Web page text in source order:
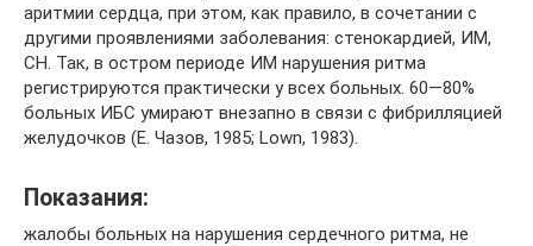
аритмии сердца, при этом, как правило, в сочетании с
другими проявлениями заболевания: стенокардией, ИМ,
СН. Так, в остром периоде ИМ нарушения ритма
регистрируются практически у всех больных. 60—80%
больных ИБС умирают внезапно в связи с фибрилляцией
желудочков (Е. Чазов, 1985; Lown, 1983).
Показания:
жалобы больных на нарушения сердечного ритма, не